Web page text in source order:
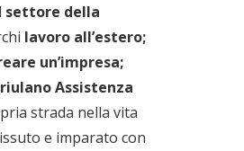
settore della
lavoro all’estero;
un’impresa;
Assistenza
strada nella vita
e imparato con